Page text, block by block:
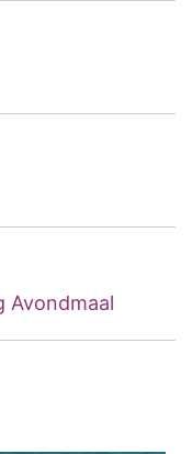
Avondmaal